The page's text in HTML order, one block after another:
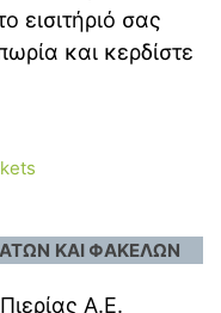
εισιτήριό σας
και κερδίστε
ΚΑΙ ΦΑΚΕΛΩΝ
Α.Ε.